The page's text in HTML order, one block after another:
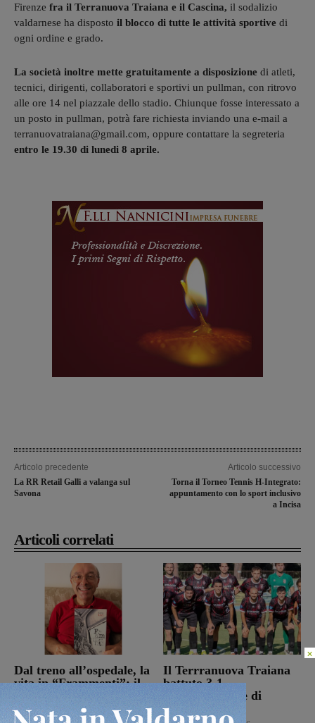
Firenze fra il Terranuova Traiana e il Cascina, il sodalizio
valdarnese ha disposto il blocco di tutte le attività sportive di
ogni ordine e grado.
La società inoltre mette gratuitamente a disposizione di atleti,
tecnici, dirigenti, collaboratori e sportivi un pullman, con ritrovo
alle ore 14 nel piazzale dello stadio. Chiunque fosse interessato a
un posto in pullman, potrà fare richiesta inviando una e-mail a
terranuovatraiana@gmail.com, oppure contattare la segreteria
entro le 19.30 di lunedi 8 aprile.
Articolo precedente
La RR Retail Galli a valanga sul
Savona
Articolo successivo
Torna il Torneo Tennis H-Integrato:
appuntamento con lo sport inclusivo
a Incisa
Articoli correlati
Dal treno all’ospedale, la
vita in “Frammenti”: il
valdarnese Luca Livi
Il Terrranuova Traiana
battuto 3-1
nell’amichevole di
Grosseto
×